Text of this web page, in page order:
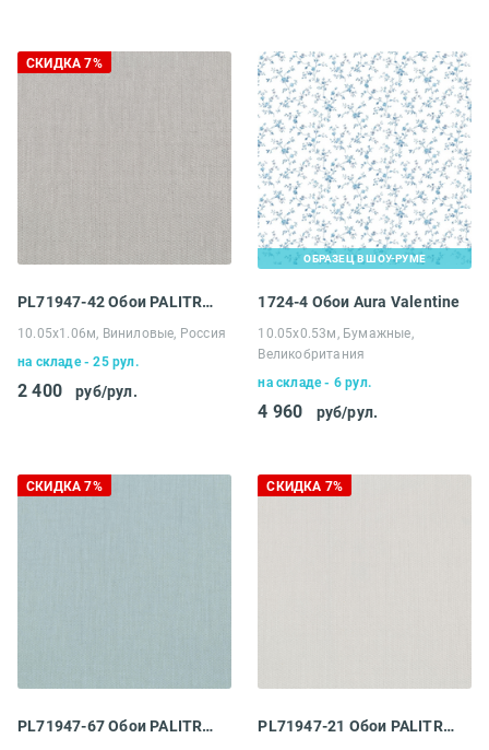
СКИДКА 7%
PL71947-42 Обои PALITRA LIFE (Palitra) Multicolor
10.05х1.06м, Виниловые, Россия
на складе - 25 рул.
2 400 руб/рул.
ОБРАЗЕЦ В ШОУ-РУМЕ
1724-4 Обои Aura Valentine
10.05х0.53м, Бумажные,
Великобритания
на складе - 6 рул.
4 960 руб/рул.
СКИДКА 7%
PL71947-67 Обои PALITRA LIFE (Palitra) Multicolor
СКИДКА 7%
PL71947-21 Обои PALITRA LIFE (Palitra) Multicolor